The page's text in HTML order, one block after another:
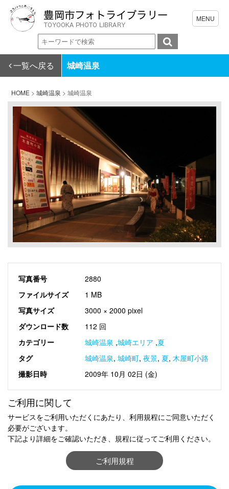
一覧へ戻る 城崎温泉
HOME > 城崎温泉 > 城崎温泉
写真番号
2880
ファイルサイズ
1 MB
写真サイズ
3000 × 2000 pixel
ダウンロード数
112 回
カテゴリー
城崎温泉 ,城崎エリア ,夏
タグ
城崎温泉, 城崎町, 夜景, 夏, 木屋町小路
撮影日時
2009年 10月 02日 (金)
ご利用に関して
サービスをご利用いただくにあたり、利用規程にご同意いただく
必要がございます。
下記より詳細をご確認いただき、規程に従ってご利用ください。
ご利用規程